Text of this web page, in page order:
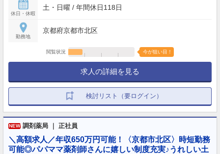
休日・休暇
土・日曜 / 年間休日118日
勤務地
京都府京都市北区
閲覧状況 今が狙い目！
求人の詳細を見る
検討リスト（要ログイン）
NEW 調剤薬局 ｜ 正社員
＼高額求人／年収650万円可能！〈京都市北区〉時短勤務
可能◎パパママ薬剤師さんに嬉しい制度充実♪うれしい土